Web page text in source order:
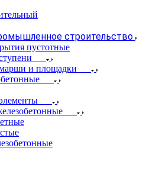
строительство
пустотные
и площадки